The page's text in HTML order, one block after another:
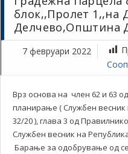
блок,,Пролет 1,,на
Делчево,Општина
7 февруари 2022
Врз основа на член 62 и 63
планирање ( Службен
32/20 ), глава 3 од
Службен весник на
Барање за одобрување од